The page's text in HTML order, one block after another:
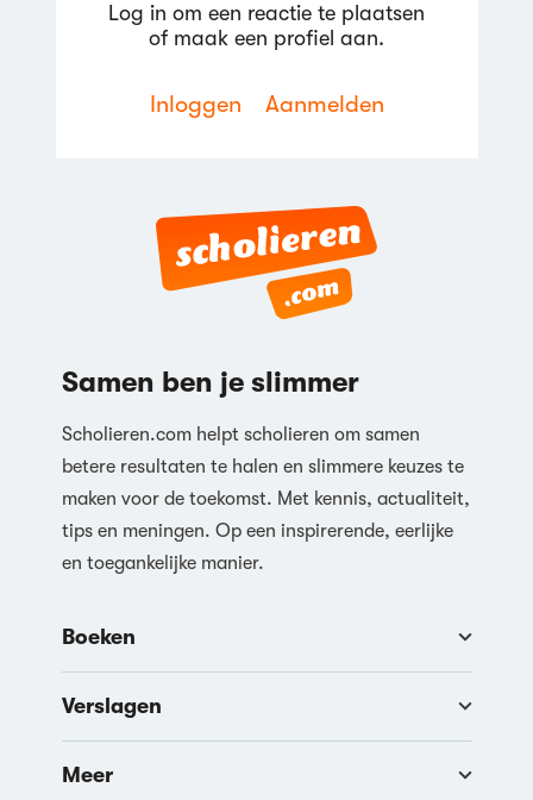
Reageren
Reageren
Log in om een reactie te plaatsen
of maak een profiel aan.
Inloggen Aanmelden
Samen ben je slimmer
Scholieren.com helpt scholieren om samen
betere resultaten te halen en slimmere keuzes te
maken voor de toekomst. Met kennis, actualiteit,
tips en meningen. Op een inspirerende, eerlijke
en toegankelijke manier.
Boeken
Verslagen
Meer